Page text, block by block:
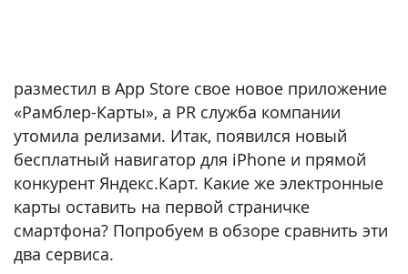
разместил в App Store свое новое приложение
«Рамблер-Карты», а PR служба компании
утомила релизами. Итак, появился новый
бесплатный навигатор для iPhone и прямой
конкурент Яндекс.Карт. Какие же электронные
карты оставить на первой страничке
смартфона? Попробуем в обзоре сравнить эти
два сервиса.